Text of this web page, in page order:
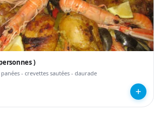
)
- crevettes sautées - daurade